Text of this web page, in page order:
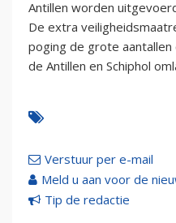
Antillen worden
De extra
poging de grote
de Antillen en Schiphol
Verstuur per e-mail
Meld u aan voor de
Tip de redactie